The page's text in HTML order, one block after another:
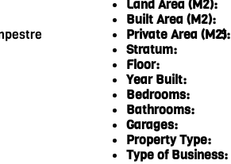
Land Area (M2):
Built Area (M2):
Private Area (M2):
Stratum:
Floor:
Year Built:
Bedrooms:
Bathrooms:
Garages:
Property Type:
Type of Business:
5